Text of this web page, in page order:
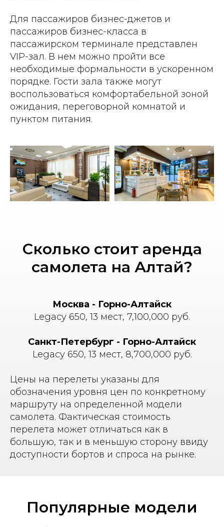
Для пассажиров бизнес-джетов и
пассажиров бизнес-класса в
пассажирском терминале представлен
VIP-зал. В нем можно пройти все
необходимые формальности в ускоренном
порядке. Гости зала также могут
воспользоваться комфортабельной зоной
ожидания, переговорной комнатой и
пунктом питания.
Сколько стоит аренда
самолета на Алтай?
Москва - Горно-Алтайск
Legacy 650, 13 мест, 7,100,000 руб.
Санкт-Петербург - Горно-Алтайск
Legacy 650, 13 мест, 8,700,000 руб.
Цены на перелеты указаны для
обозначения уровня цен по конкретному
маршруту на определенной модели
самолета. Фактическая стоимость
перелета может отличаться как в
большую, так и в меньшую сторону ввиду
доступности бортов и спроса на рынке.
Популярные модели